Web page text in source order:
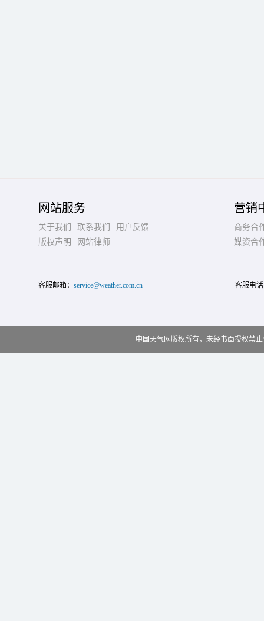
网站服务
关于我们 联系我们
用户反馈
版权声明
网站律师
营销
商务合
媒资合
客服邮箱： service@weather.com.cn 客服电
中国天气网版权所有，未经书面授权